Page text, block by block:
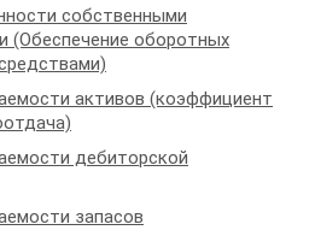
собственными
(Обеспечение оборотных
активов (коэффициент
дебиторской
запасов